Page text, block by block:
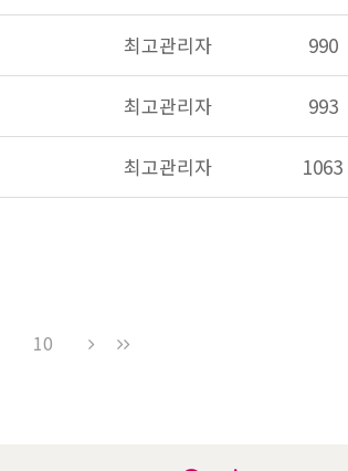
최고관리자 990
최고관리자 993
최고관리자 1063
10